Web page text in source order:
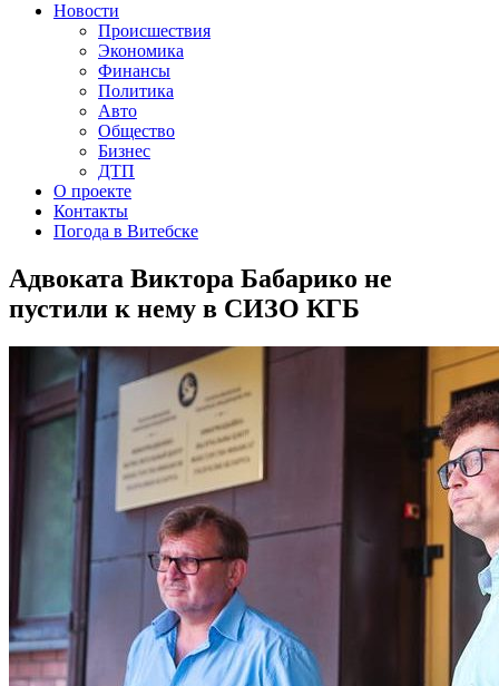
Новости
Происшествия
Экономика
Финансы
Политика
Авто
Общество
Бизнес
ДТП
О проекте
Контакты
Погода в Витебске
Адвоката Виктора Бабарико не
пустили к нему в СИЗО КГБ